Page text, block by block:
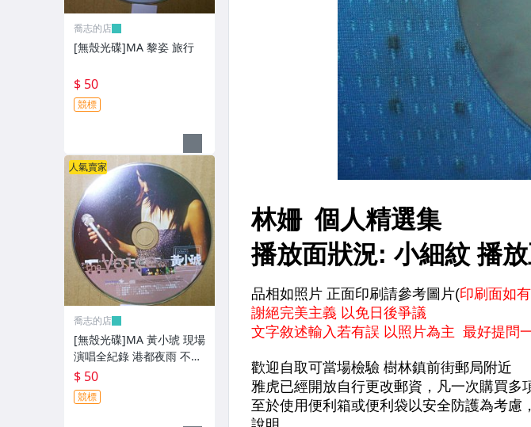
喬志的店
[無殼光碟]MA 黎姿 旅行
$ 50
競標
人氣賣家
喬志的店
[無殼光碟]MA 黃小琥 現場
演唱全紀錄 港都夜雨 不只
是朋友 我要我們在一起
$ 50
競標